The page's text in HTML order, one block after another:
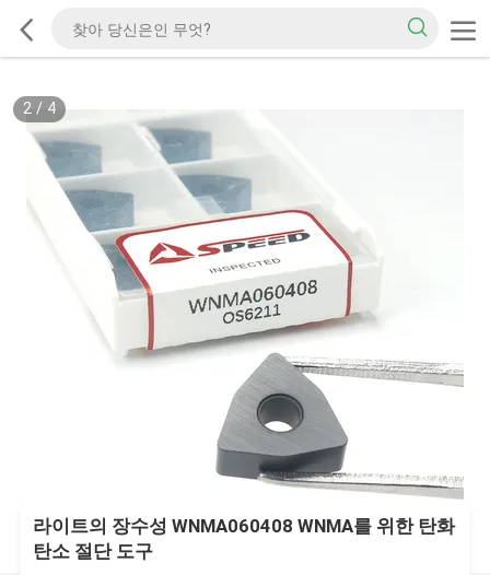
2/ 4
라이트의 장수성 WNMA060408 WNMA를 위한 탄화
탄소 절단 도구